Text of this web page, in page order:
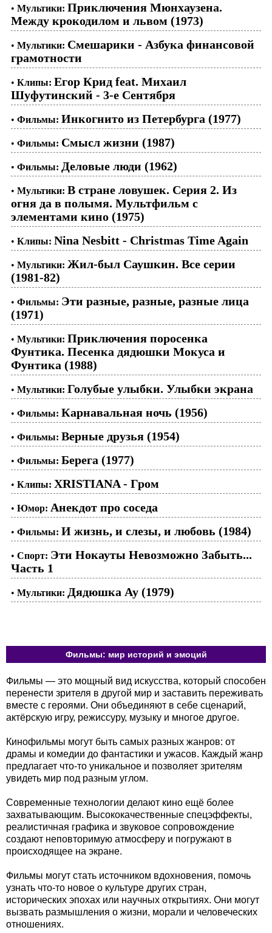
• Мультики: Приключения Мюнхаузена.
Между крокодилом и львом (1973)
• Мультики: Смешарики - Азбука финансовой
грамотности
• Клипы: Егор Крид feat. Михаил
Шуфутинский - 3-е Сентября
• Фильмы: Инкогнито из Петербурга (1977)
• Фильмы: Смысл жизни (1987)
• Фильмы: Деловые люди (1962)
• Мультики: В стране ловушек. Серия 2. Из
огня да в полымя. Мультфильм с
элементами кино (1975)
• Клипы: Nina Nesbitt - Christmas Time Again
• Мультики: Жил-был Саушкин. Все серии
(1981-82)
• Фильмы: Эти разные, разные, разные лица
(1971)
• Мультики: Приключения поросенка
Фунтика. Песенка дядюшки Мокуса и
Фунтика (1988)
• Мультики: Голубые улыбки. Улыбки экрана
• Фильмы: Карнавальная ночь (1956)
• Фильмы: Верные друзья (1954)
• Фильмы: Берега (1977)
• Клипы: XRISTIANA - Гром
• Юмор: Анекдот про соседа
• Фильмы: И жизнь, и слезы, и любовь (1984)
• Спорт: Эти Нокауты Невозможно Забыть...
Часть 1
• Мультики: Дядюшка Ау (1979)
Фильмы: мир историй и эмоций
Фильмы — это мощный вид искусства, который способен
перенести зрителя в другой мир и заставить переживать
вместе с героями. Они объединяют в себе сценарий,
актёрскую игру, режиссуру, музыку и многое другое.
Кинофильмы могут быть самых разных жанров: от
драмы и комедии до фантастики и ужасов. Каждый жанр
предлагает что-то уникальное и позволяет зрителям
увидеть мир под разным углом.
Современные технологии делают кино ещё более
захватывающим. Высококачественные спецэффекты,
реалистичная графика и звуковое сопровождение
создают неповторимую атмосферу и погружают в
происходящее на экране.
Фильмы могут стать источником вдохновения, помочь
узнать что-то новое о культуре других стран,
исторических эпохах или научных открытиях. Они могут
вызвать размышления о жизни, морали и человеческих
отношениях.